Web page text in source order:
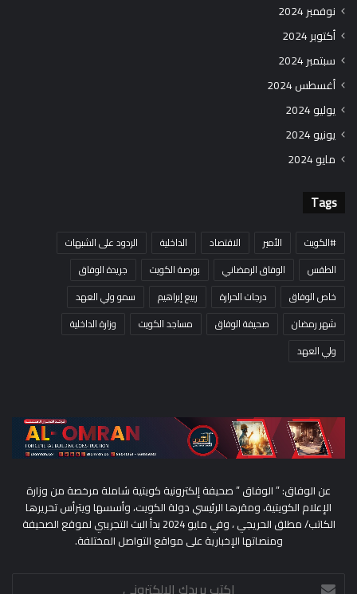
نوفمبر 2024
أكتوبر 2024
سبتمبر 2024
أغسطس 2024
يوليو 2024
يونيو 2024
مايو 2024
Tags
#الكويت الأمير الاقتصاد الداخلية
الردود على الشبهات
الطقس
الوفاق الرمضاني بورصة الكويت
جريدة الوفاق
خاص الوفاق
درجات الحرارة ربيع إبراهيم
سمو ولي العهد
شهر رمضان
صحيفة الوفاق مساجد الكويت
وزارة الداخلية
ولي العهد
عن الوفاق: ” الوفاق ” صحيفة إلكترونية كويتية شاملة مرخصة من وزارة
الإعلام الكويتية، ومقرها الرئيسي دولة الكويت، وأسسها ويترأس تحريرها
الكاتب/ مطلق الحريجي ، وفي مايو 2024 بدأ البث التجريبي لموقع الصحيفة
ومنصاتها الإخبارية على مواقع التواصل المختلفة.
اكتب